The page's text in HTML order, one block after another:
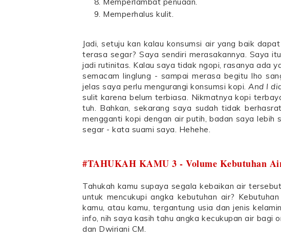
Memperhalus kulit.
Jadi, setuju kan kalau konsumsi air yang baik
terasa segar? Saya sendiri merasakannya. Saya itu
jadi rutinitas. Kalau saya tidak ngopi, rasanya ada
semacam linglung - sampai merasa begitu lho
jelas saya perlu mengurangi konsumsi kopi.And I
sulit karena belum terbiasa. Nikmatnya kopi
tuh. Bahkan, sekarang saya sudah tidak
mengganti kopi dengan air putih, badan saya lebih
segar - kata suami saya. Hehehe.
#TAHUKAH KAMU 3 - Volume Kebutuhan
Tahukah kamu supaya segala kebaikan air
untuk mencukupi angka kebutuhan air?
kamu, atau kamu, tergantung usia dan jenis
info, nih saya kasih tahu angka kecukupan air bagi
dan Dwiriani CM.